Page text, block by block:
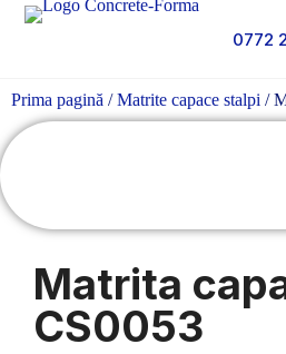
0772
Prima pagină /Matrite capace stalpi /
Matrita
CS0053